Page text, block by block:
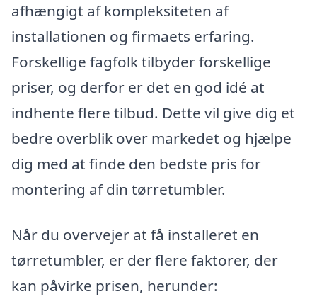
afhængigt af kompleksiteten af
installationen og firmaets erfaring.
Forskellige fagfolk tilbyder forskellige
priser, og derfor er det en god idé at
indhente flere tilbud. Dette vil give dig et
bedre overblik over markedet og hjælpe
dig med at finde den bedste pris for
montering af din tørretumbler.
Når du overvejer at få installeret en
tørretumbler, er der flere faktorer, der
kan påvirke prisen, herunder: